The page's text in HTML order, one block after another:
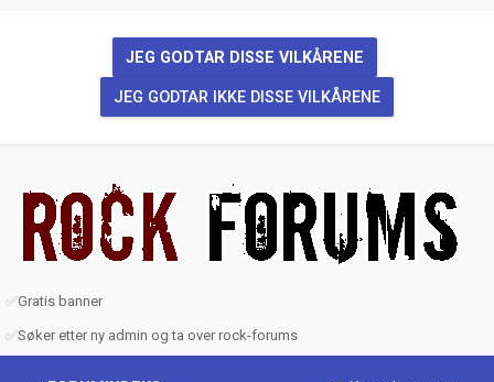
✅Gratis banner
✅Søker etter ny admin og ta over rock-forums